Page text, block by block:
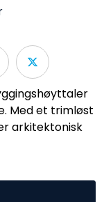
Med et trimløst
arkitektonisk